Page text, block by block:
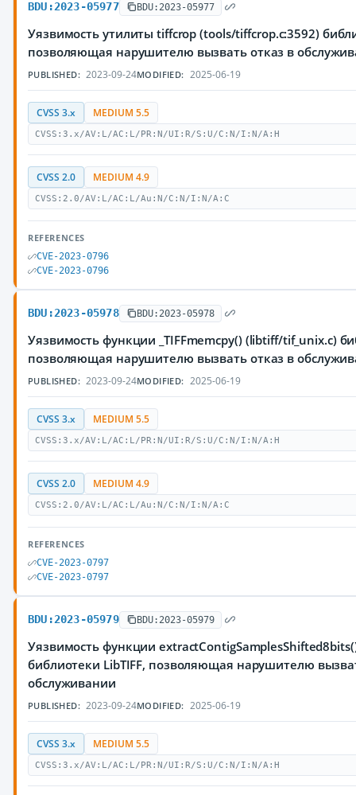
BDU:2023-05977 BDU:2023-05977
Уязвимость утилиты tiffcrop (tools/tiffcrop.c:3592)
позволяющая нарушителю вызвать отказ в
PUBLISHED: 2023-09-24MODIFIED: 2025-06-19
CVSS 3.x MEDIUM 5.5
CVSS:3.x/AV:L/AC:L/PR:N/UI:R/S:U/C:N/I:N/A:H
CVSS 2.0 MEDIUM 4.9
CVSS:2.0/AV:L/AC:L/Au:N/C:N/I:N/A:C
REFERENCES
CVE-2023-0796
CVE-2023-0796
BDU:2023-05978 BDU:2023-05978
Уязвимость функции _TIFFmemcpy() (libtiff/tif_unix.c)
позволяющая нарушителю вызвать отказ в
PUBLISHED: 2023-09-24MODIFIED: 2025-06-19
CVSS 3.x MEDIUM 5.5
CVSS:3.x/AV:L/AC:L/PR:N/UI:R/S:U/C:N/I:N/A:H
CVSS 2.0 MEDIUM 4.9
CVSS:2.0/AV:L/AC:L/Au:N/C:N/I:N/A:C
REFERENCES
CVE-2023-0797
CVE-2023-0797
BDU:2023-05979 BDU:2023-05979
Уязвимость функции
библиотеки LibTIFF, позволяющая нарушителю
обслуживании
PUBLISHED: 2023-09-24MODIFIED: 2025-06-19
CVSS 3.x MEDIUM 5.5
CVSS:3.x/AV:L/AC:L/PR:N/UI:R/S:U/C:N/I:N/A:H